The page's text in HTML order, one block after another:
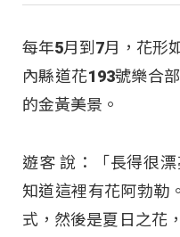
每年5月到7月，花形
內縣道花193號樂合
的金黃美景。
遊客 說：「長得很
知道這裡有花阿勃勒
式，然後是夏日之花